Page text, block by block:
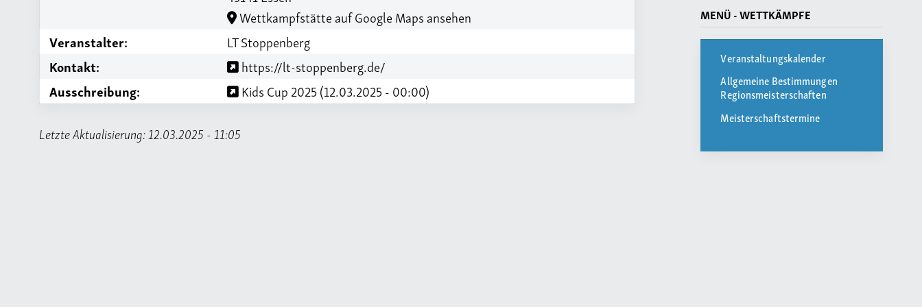
Wettkampfstätte auf Google Maps ansehen
Veranstalter:
LT Stoppenberg
Kontakt:
https://lt-stoppenberg.de/
Ausschreibung:
Kids Cup 2025 (12.03.2025 - 00:00)
Letzte Aktualisierung: 12.03.2025 - 11:05
MENÜ - WETTKÄMPFE
Veranstaltungskalender
Allgemeine Bestimmungen
Regionsmeisterschaften
Meisterschaftstermine